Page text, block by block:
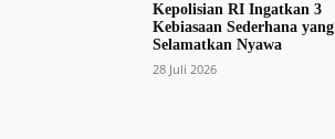
Kepolisian RI Ingatkan 3
Kebiasaan Sederhana yang
Selamatkan Nyawa
28 Juli 2026